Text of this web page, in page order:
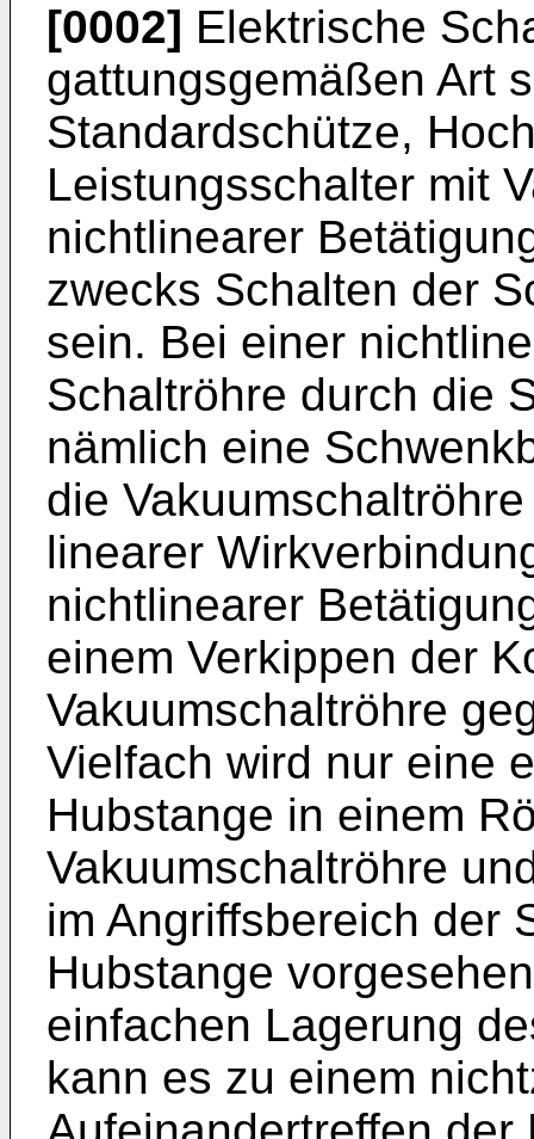
[0002] Elektrische
gattungsgemäßen Art
Standardschütze,
Leistungsschalter mit
nichtlinearer
zwecks Schalten der
sein. Bei einer
Schaltröhre durch die
nämlich eine
die
linearer
nichtlinearer
einem Verkippen der
Vakuumschaltröhre
Vielfach wird nur eine
Hubstange in einem
Vakuumschaltröhre
im Angriffsbereich der
Hubstange
einfachen Lagerung
kann es zu einem